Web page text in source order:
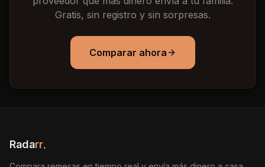
Gratis, sin registro y sin sorpresas.
Comparar ahora
Radarr.